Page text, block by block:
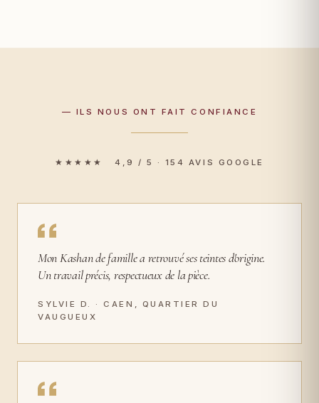
— ILS NOUS ONT FAIT CONFIANCE
★★★★★ 4,9 / 5 · 154 AVIS GOOGLE
Mon Kashan de famille a retrouvé ses teintes d'origine.
Un travail précis, respectueux de la pièce.
SYLVIE D. · CAEN, QUARTIER DU
VAUGUEUX